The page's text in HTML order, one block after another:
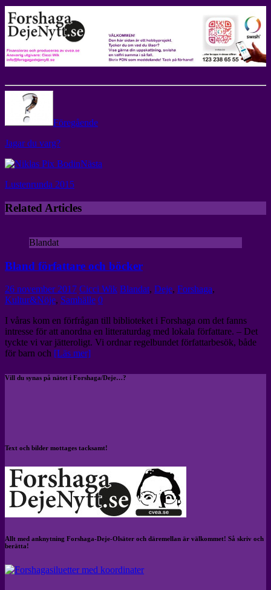
Föregående
Jagar du varg?
Nästa
Lustenrunda 2015
Related Articles
Blandat
Bland författare och böcker
26 november 2017 Cicci Wik Blandat, Deje, Forshaga,
Kultur&Nöje, Samhälle 0
I våras kom en förfrågan till biblioteket i Forshaga om det fanns
intresse för att anordna en litteraturdag med lokala författare. – Det
tyckte vi var jätteroligt. Vi ordnar regelbundet författarbesök, både
för barn och [Läs mer]
Vill du synas på nätet i Forshaga/Deje…?
Text och bilder mottages tacksamt!
Allt med anknytning Forshaga-Deje-Olsäter och däremellan är välkommet! Så skriv och
berätta!